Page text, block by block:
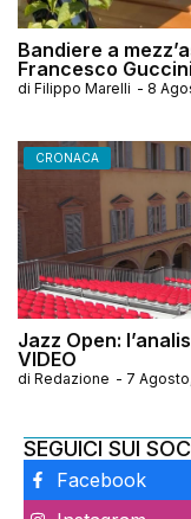
Bandiere a
Francesco
di Filippo Marelli - 8
CRONACA
Jazz Open:
VIDEO
di Redazione - 7
SEGUICI SUI
Facebook